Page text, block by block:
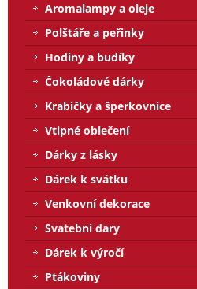
Aromalampy a oleje
Polštáře a peřinky
Hodiny a budíky
Čokoládové dárky
Krabičky a šperkovnice
Vtipné oblečení
Dárky z lásky
Dárek k svátku
Venkovní dekorace
Svatební dary
Dárek k výročí
Ptákoviny